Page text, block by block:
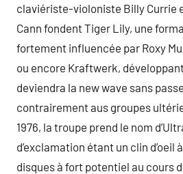
claviériste-violoniste Billy Currie
Cann fondent Tiger Lily, une
fortement influencée par Roxy
ou encore Kraftwerk,
deviendra la new wave sans
contrairement aus groupes
1976, la troupe prend le nom
d’exclamation étant un clin d’oeil
disques à fort potentiel au cours